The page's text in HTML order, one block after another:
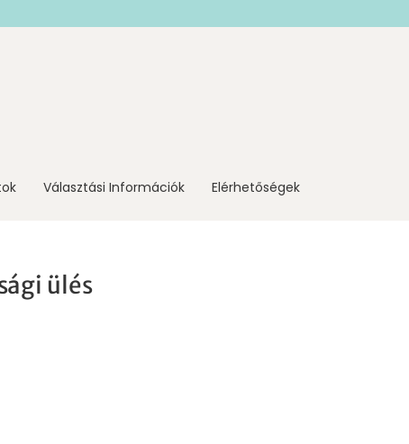
Választási Információk Elérhetőségek
ülés